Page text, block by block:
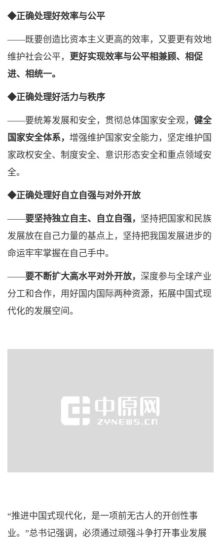
◆正确处理好效率与公平
——既要创造比资本主义更高的效率，又要更有效地
维护社会公平， 更好实现效率与公平相兼顾、相促
进、相统一。
◆正确处理好活力与秩序
——要统筹发展和安全，贯彻总体国家安全观， 健全
国家安全体系， 增强维护国家安全能力，坚定维护国
家政权安全、制度安全、意识形态安全和重点领域安
全。
◆正确处理好自立自强与对外开放
——要坚持独立自主、自立自强， 坚持把国家和民族
发展放在自己力量的基点上，坚持把我国发展进步的
命运牢牢掌握在自己手中。
——要不断扩大高水平对外开放， 深度参与全球产业
分工和合作，用好国内国际两种资源，拓展中国式现
代化的发展空间。
“推进中国式现代化，是一项前无古人的开创性事
业。”总书记强调，必须通过顽强斗争打开事业发展